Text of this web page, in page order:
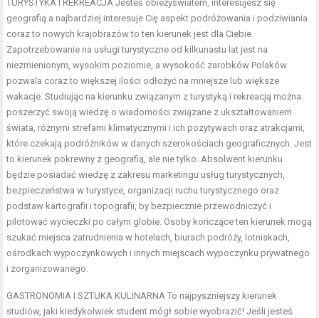
TURYSTYKA I REKREACJA Jesteś obieżyświatem, interesujesz się
geografią a najbardziej interesuje Cię aspekt podróżowania i podziwiania
coraz to nowych krajobrazów to ten kierunek jest dla Ciebie.
Zapotrzebowanie na usługi turystyczne od kilkunastu lat jest na
niezmienionym, wysokim poziomie, a wysokość zarobków Polaków
pozwala coraz to większej ilości odłożyć na mniejsze lub większe
wakacje. Studiując na kierunku związanym z turystyką i rekreacją można
poszerzyć swoją wiedzę o wiadomości związane z ukształtowaniem
świata, różnymi strefami klimatycznymi i ich pozytywach oraz atrakcjami,
które czekają podróżników w danych szerokościach geograficznych. Jest
to kierunek pokrewny z geografią, ale nie tylko. Absolwent kierunku
będzie posiadać wiedzę z zakresu marketingu usług turystycznych,
bezpieczeństwa w turystyce, organizacji ruchu turystycznego oraz
podstaw kartografii i topografii, by bezpiecznie przewodniczyć i
pilotować wycieczki po całym globie. Osoby kończące ten kierunek mogą
szukać miejsca zatrudnienia w hotelach, biurach podróży, lotniskach,
ośrodkach wypoczynkowych i innych miejscach wypoczynku prywatnego
i zorganizowanego.
GASTRONOMIA I SZTUKA KULINARNA To najpyszniejszy kierunek
studiów, jaki kiedykolwiek student mógł sobie wyobrazić! Jeśli jesteś